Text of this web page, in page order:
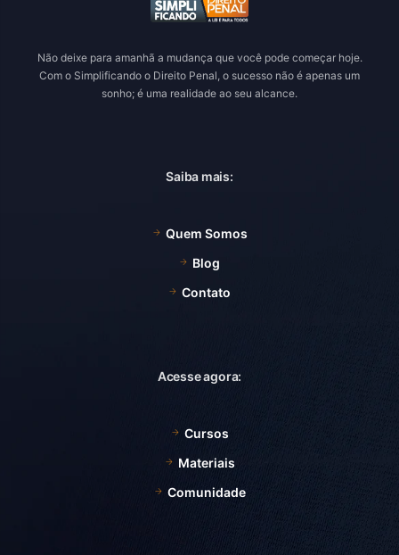
Não deixe para amanhã a mudança que você pode começar hoje.
Com o Simplificando o Direito Penal, o sucesso não é apenas um
sonho; é uma realidade ao seu alcance.
Saiba mais:
Quem Somos
Blog
Contato
Acesse agora:
Cursos
Materiais
Comunidade